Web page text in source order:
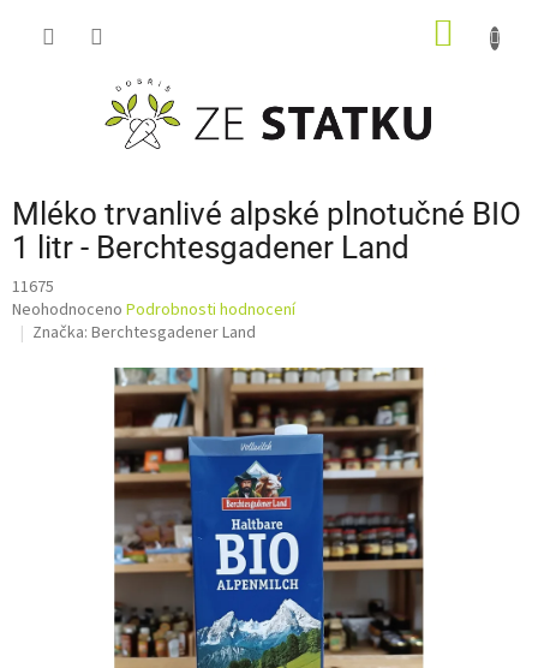
Mléko trvanlivé alpské plnotučné BIO
1 litr - Berchtesgadener Land
11675
Průměrné
hodnocení
Neohodnoceno Podrobnosti hodnocení
Značka: Berchtesgadener Land